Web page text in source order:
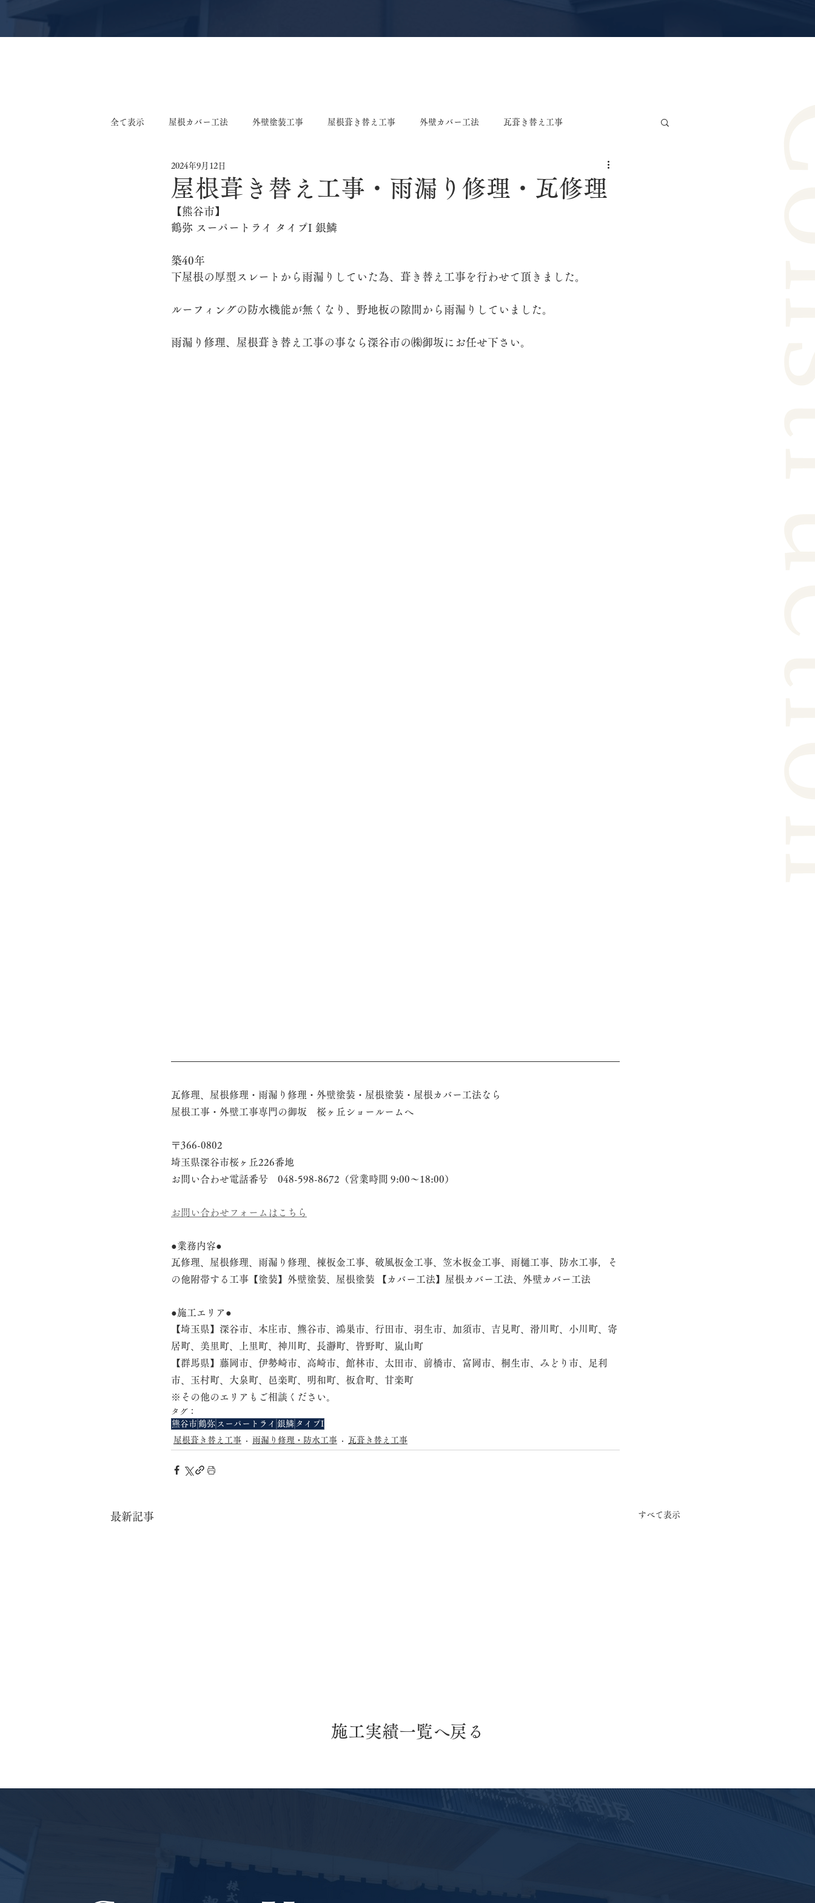
全て表示 屋根カバー工法 外壁塗装工事 屋根葺き替え工事 外壁カバー工法 瓦葺き替え工事
軒天張り替え工事 雨漏り修理・防水工事
外装リフォーム工事
鉄板小波張り替え工事
棟積み替え工事 太陽光パネル脱着
屋根葺き替え工事・雨漏り修理・瓦修理
2024年9月12日
【熊谷市】
鶴弥 スーパートライ タイプI 銀鱗
築40年
下屋根の厚型スレートから雨漏りしていた為、葺き替え工事を行わせて頂きました。
ルーフィングの防水機能が無くなり、野地板の隙間から雨漏りしていました。
雨漏り修理、屋根葺き替え工事の事なら深谷市の㈱御坂にお任せ下さい。
瓦修理、屋根修理・雨漏り修理・外壁塗装・屋根塗装・屋根カバー工法なら
屋根工事・外壁工事専門の御坂　桜ヶ丘ショールームへ
〒366-0802
埼玉県深谷市桜ヶ丘226番地
お問い合わせ電話番号　048-598-8672（営業時間 9:00～18:00）
お問い合わせフォームはこちら
●業務内容●
瓦修理、屋根修理、雨漏り修理、棟板金工事、破風板金工事、笠木板金工事、雨樋工事、防水工事，そ
の他附帯する工事【塗装】外壁塗装、屋根塗装 【カバー工法】屋根カバー工法、外壁カバー工法
●施工エリア●
【埼玉県】深谷市、本庄市、熊谷市、鴻巣市、行田市、羽生市、加須市、吉見町、滑川町、小川町、寄
居町、美里町、上里町、神川町、長瀞町、皆野町、嵐山町
【群馬県】藤岡市、伊勢崎市、高崎市、館林市、太田市、前橋市、富岡市、桐生市、みどり市、足利
市、玉村町、大泉町、邑楽町、明和町、板倉町、甘楽町
※その他のエリアもご相談ください。
タグ：
熊谷市 鶴弥 スーパートライ 銀鱗 タイプI
屋根葺き替え工事
雨漏り修理・防水工事 瓦葺き替え工事
最新記事 すべて表示
屋根葺き替え工事・外壁塗装
施工実績一覧へ戻る